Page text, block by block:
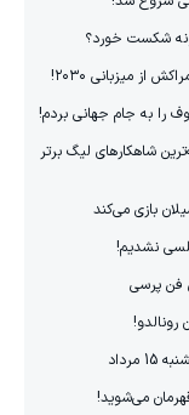
شکست خورد؟
از میزبانی ۲۰۳۰!
را به جام جهانی بردم!
شاهکارهای لیگ برتر
بازی می‌کند
نشدیم!
می‌شوید!